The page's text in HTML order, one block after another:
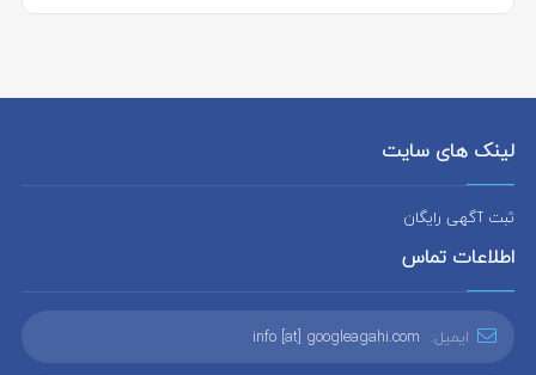
لینک های سایت
ثبت آگهی رایگان
اطلاعات تماس
ایمیل: info [at] googleagahi.com